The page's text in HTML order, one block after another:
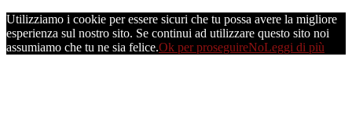
Utilizziamo i cookie per essere sicuri che tu possa avere la migliore
esperienza sul nostro sito. Se continui ad utilizzare questo sito noi
assumiamo che tu ne sia felice.Ok per proseguireNoLeggi di più